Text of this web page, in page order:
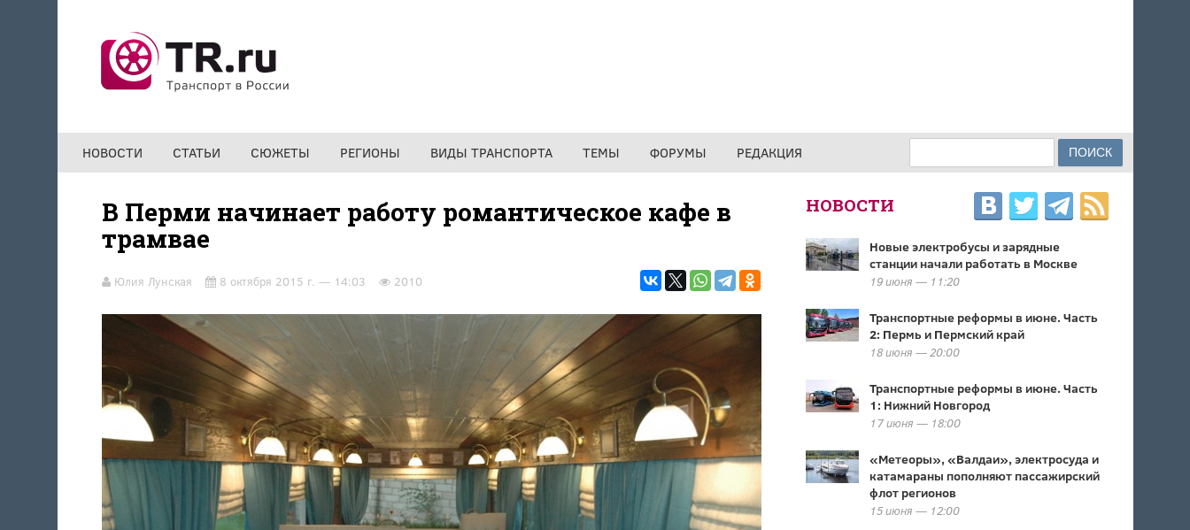
НОВОСТИ СТАТЬИ СЮЖЕТЫ РЕГИОНЫ ВИДЫ ТРАНСПОРТА ТЕМЫ ФОРУМЫ РЕДАКЦИЯ ФОРМА ПОИСКА
В Перми начинает работу романтическое кафе в
трамвае
Юлия Лунская 8 октября 2015 г. — 14:03 2010
НОВОСТИ
Новые электробусы и зарядные
станции начали работать в Москве
19 июня — 11:20
Транспортные реформы в июне. Часть
2: Пермь и Пермский край
18 июня — 20:00
Транспортные реформы в июне. Часть
1: Нижний Новгород
17 июня — 18:00
«Метеоры», «Валдаи», электросуда и
катамараны пополняют пассажирский
флот регионов
15 июня — 12:00